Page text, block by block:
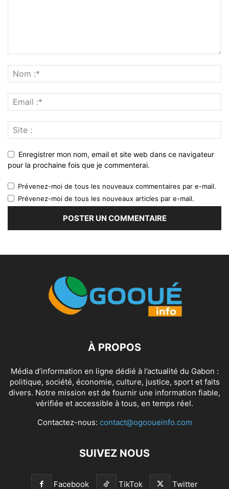
Enregistrer mon nom, email et site web dans ce navigateur
pour la prochaine fois que je commenterai.
Prévenez-moi de tous les nouveaux commentaires par e-mail.
Prévenez-moi de tous les nouveaux articles par e-mail.
À PROPOS
Média d’information en ligne dédié à l’actualité du Gabon :
politique, société, économie, culture, justice, sport et faits
divers. Notre mission est de fournir une information fiable,
vérifiée et accessible à tous, en temps réel.
Contactez-nous: contact@ogooueinfo.com
SUIVEZ NOUS
Facebook TikTok Twitter